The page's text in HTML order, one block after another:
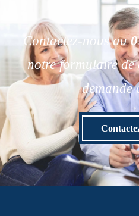
Contactez-nous au
notre formulaire
demande